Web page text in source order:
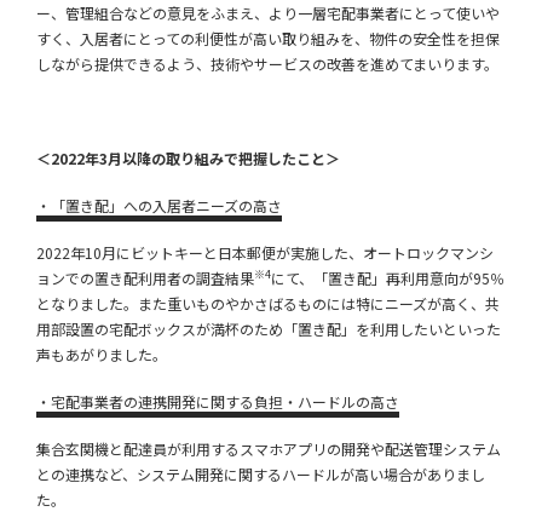
ー、管理組合などの意見をふまえ、より一層宅配事業者にとって使いや
すく、入居者にとっての利便性が高い取り組みを、物件の安全性を担保
しながら提供できるよう、技術やサービスの改善を進めてまいります。
＜2022年3月以降の取り組みで把握したこと＞
・「置き配」への入居者ニーズの高さ
2022年10月にビットキーと日本郵便が実施した、オートロックマンシ
ョンでの置き配利用者の調査結果※4にて、「置き配」再利用意向が95％
となりました。また重いものやかさばるものには特にニーズが高く、共
用部設置の宅配ボックスが満杯のため「置き配」を利用したいといった
声もあがりました。
・宅配事業者の連携開発に関する負担・ハードルの高さ
集合玄関機と配達員が利用するスマホアプリの開発や配送管理システム
との連携など、システム開発に関するハードルが高い場合がありまし
た。